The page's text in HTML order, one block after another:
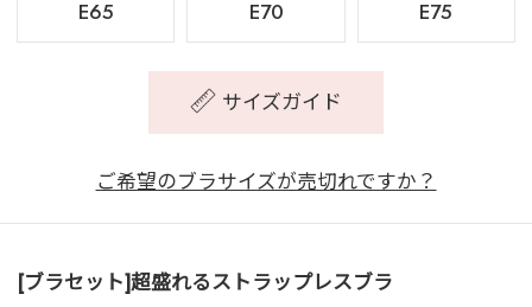
E65 E70 E75
サイズガイド
ご希望のブラサイズが売切れですか？
[ブラセット]超盛れるストラップレスブラ